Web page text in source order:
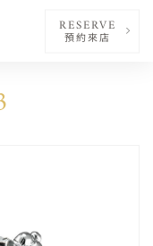
RESERVE
預約來店